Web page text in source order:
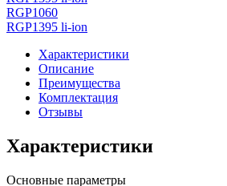
RGP1060
RGP1395 li-ion
Характеристики
Описание
Преимущества
Комплектация
Отзывы
Характеристики
Основные параметры